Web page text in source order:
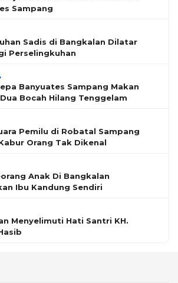
Sampang
Sadis di Bangkalan Dilatar
Perselingkuhan
Banyuates Sampang Makan
Bocah Hilang Tenggelam
Pemilu di Robatal Sampang
Orang Tak Dikenal
Anak Di Bangkalan
Ibu Kandung Sendiri
Menyelimuti Hati Santri KH.